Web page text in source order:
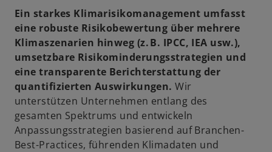
Ein starkes Klimarisikomanagement umfasst
eine robuste Risikobewertung über mehrere
Klimaszenarien hinweg (z. B. IPCC, IEA usw.),
umsetzbare Risikominderungsstrategien und
eine transparente Berichterstattung der
quantifizierten Auswirkungen. Wir
unterstützen Unternehmen entlang des
gesamten Spektrums und entwickeln
Anpassungsstrategien basierend auf Branchen-
Best-Practices, führenden Klimadaten und